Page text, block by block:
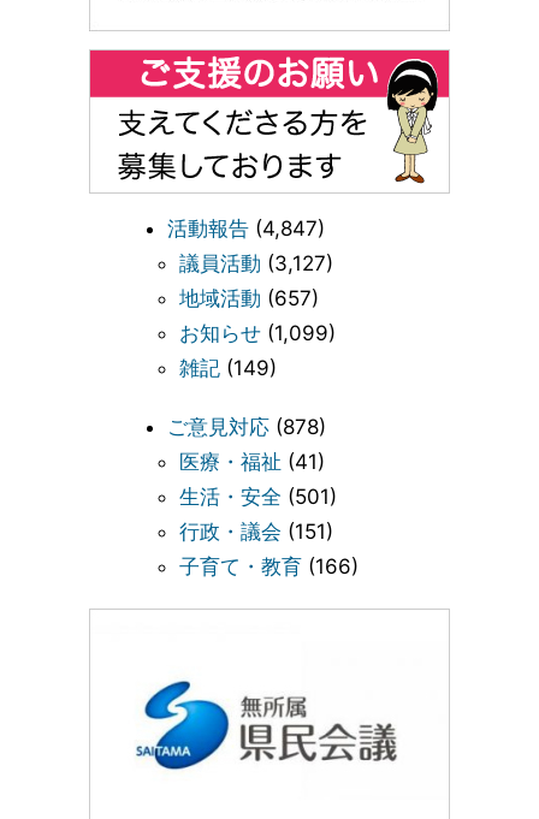
活動報告 (4,847)
議員活動 (3,127)
地域活動 (657)
お知らせ (1,099)
雑記 (149)
ご意見対応 (878)
医療・福祉 (41)
生活・安全 (501)
行政・議会 (151)
子育て・教育 (166)